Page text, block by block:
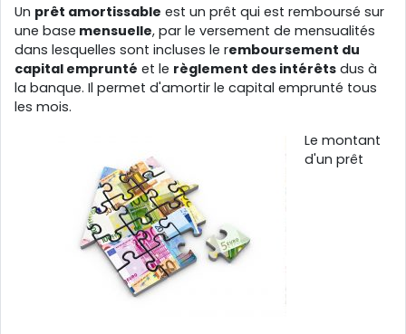
Un prêt amortissable est un prêt qui est remboursé sur
une base mensuelle, par le versement de mensualités
dans lesquelles sont incluses le remboursement du
capital emprunté et le règlement des intérêts dus à
la banque. Il permet d'amortir le capital emprunté tous
les mois.
Le montant
d'un prêt